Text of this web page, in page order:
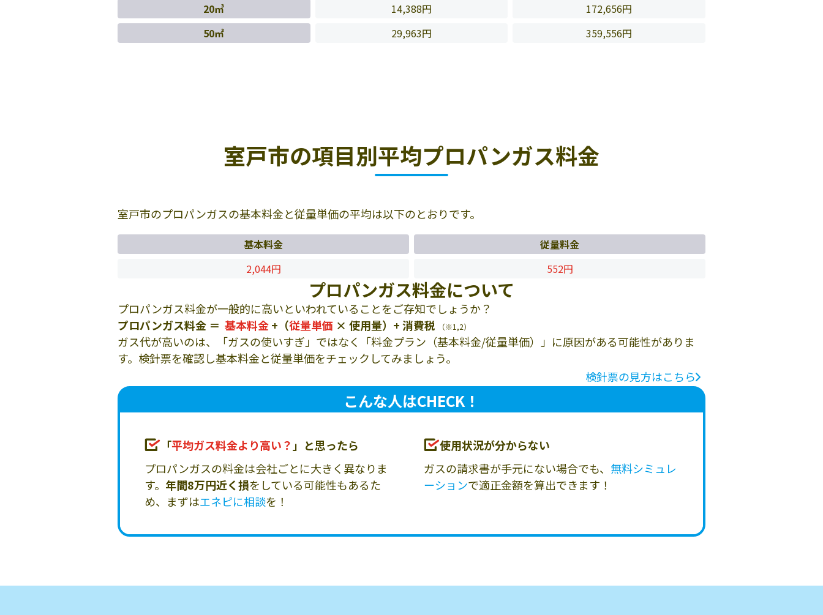
20㎥
14,388円
172,656円
50㎥
29,963円 359,556円
室戸市の項目別平均プロパンガス料金
室戸市のプロパンガスの基本料金と従量単価の平均は以下のとおりです。
基本料金
従量料金
2,044円
552円
プロパンガス料金について
プロパンガス料金が一般的に高いといわれていることをご存知でしょうか？
プロパンガス料金 ＝ 基本料金+（従量単価 × 使用量）+ 消費税 （※1,2）
ガス代が高いのは、「ガスの使いすぎ」ではなく「料金プラン（基本料金/従量単価）」に原因がある可能性がありま
す。検針票を確認し基本料金と従量単価をチェックしてみましょう。
検針票の見方はこちら
こんな人はCHECK！
「平均ガス料金より高い？ 」と思ったら
プロパンガスの料金は会社ごとに大きく異なりま
す。 年間8万円近く損をしている可能性もあるた
め、まずはエネピに相談を！
使用状況が分からない
ガスの請求書が手元にない場合でも、 無料シミュレ
ーションで適正金額を算出できます！